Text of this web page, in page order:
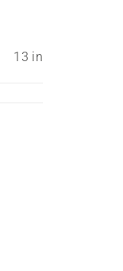
13 in